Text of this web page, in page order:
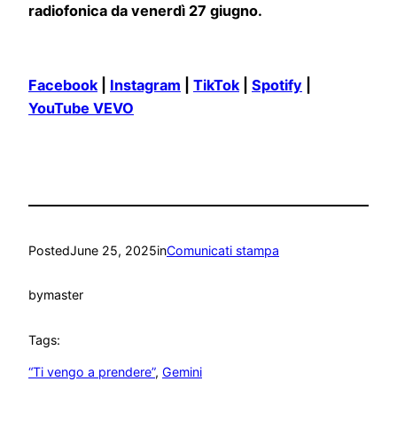
radiofonica da venerdì 27 giugno.
Facebook| Instagram TikTok| Spotify
YouTube VEVO
PostedJune 25, 2025inComunicati stampa
bymaster
Tags:
“Ti vengo a prendere”, Gemini